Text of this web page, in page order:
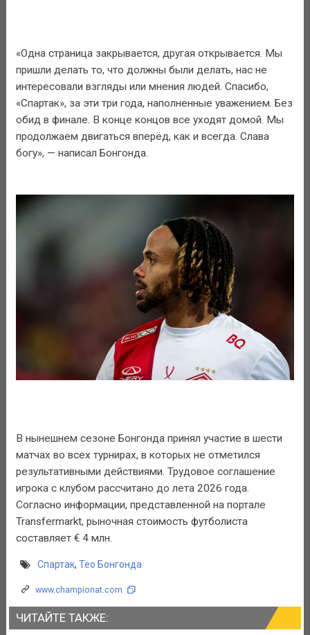
«Одна страница закрывается, другая открывается. Мы
пришли делать то, что должны были делать, нас не
интересовали взгляды или мнения людей. Спасибо,
«Спартак», за эти три года, наполненные уважением. Без
обид в финале. В конце концов все уходят домой. Мы
продолжаем двигаться вперёд, как и всегда. Слава
богу», — написал Бонгонда.
В нынешнем сезоне Бонгонда принял участие в шести
матчах во всех турнирах, в которых не отметился
результативными действиями. Трудовое соглашение
игрока с клубом рассчитано до лета 2026 года.
Согласно информации, представленной на портале
Transfermarkt, рыночная стоимость футболиста
составляет € 4 млн.
Спартак, Тео Бонгонда
www.championat.com
ЧИТАЙТЕ ТАКЖЕ: